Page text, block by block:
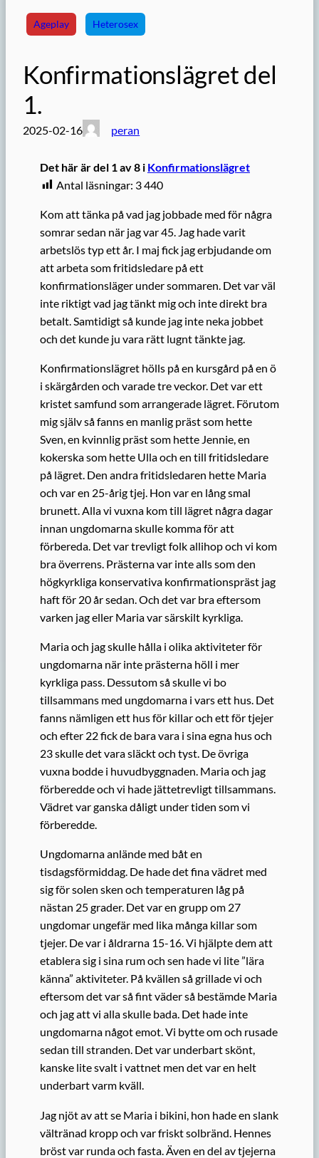
Ageplay Heterosex
Konfirmationslägret del
1.
2025-02-16 peran
Det här är del 1 av 8 i Konfirmationslägret
Antal läsningar: 3 440
Kom att tänka på vad jag jobbade med för några
somrar sedan när jag var 45. Jag hade varit
arbetslös typ ett år. I maj fick jag erbjudande om
att arbeta som fritidsledare på ett
konfirmationsläger under sommaren. Det var väl
inte riktigt vad jag tänkt mig och inte direkt bra
betalt. Samtidigt så kunde jag inte neka jobbet
och det kunde ju vara rätt lugnt tänkte jag.
Konfirmationslägret hölls på en kursgård på en ö
i skärgården och varade tre veckor. Det var ett
kristet samfund som arrangerade lägret. Förutom
mig själv så fanns en manlig präst som hette
Sven, en kvinnlig präst som hette Jennie, en
kokerska som hette Ulla och en till fritidsledare
på lägret. Den andra fritidsledaren hette Maria
och var en 25-årig tjej. Hon var en lång smal
brunett. Alla vi vuxna kom till lägret några dagar
innan ungdomarna skulle komma för att
förbereda. Det var trevligt folk allihop och vi kom
bra överrens. Prästerna var inte alls som den
högkyrkliga konservativa konfirmationspräst jag
haft för 20 år sedan. Och det var bra eftersom
varken jag eller Maria var särskilt kyrkliga.
Maria och jag skulle hålla i olika aktiviteter för
ungdomarna när inte prästerna höll i mer
kyrkliga pass. Dessutom så skulle vi bo
tillsammans med ungdomarna i vars ett hus. Det
fanns nämligen ett hus för killar och ett för tjejer
och efter 22 fick de bara vara i sina egna hus och
23 skulle det vara släckt och tyst. De övriga
vuxna bodde i huvudbyggnaden. Maria och jag
förberedde och vi hade jättetrevligt tillsammans.
Vädret var ganska dåligt under tiden som vi
förberedde.
Ungdomarna anlände med båt en
tisdagsförmiddag. De hade det fina vädret med
sig för solen sken och temperaturen låg på
nästan 25 grader. Det var en grupp om 27
ungdomar ungefär med lika många killar som
tjejer. De var i åldrarna 15-16. Vi hjälpte dem att
etablera sig i sina rum och sen hade vi lite ”lära
känna” aktiviteter. På kvällen så grillade vi och
eftersom det var så fint väder så bestämde Maria
och jag att vi alla skulle bada. Det hade inte
ungdomarna något emot. Vi bytte om och rusade
sedan till stranden. Det var underbart skönt,
kanske lite svalt i vattnet men det var en helt
underbart varm kväll.
Jag njöt av att se Maria i bikini, hon hade en slank
vältränad kropp och var friskt solbränd. Hennes
bröst var runda och fasta. Även en del av tjejerna